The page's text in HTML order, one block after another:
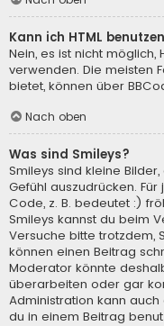
Kann ich HTML
Nein, es ist nicht möglich,
verwenden. Die meisten
bietet, können über
Nach oben
Was sind Smileys?
Smileys sind kleine
Gefühl auszudrücken.
Code, z. B. bedeutet :)
Smileys kannst du beim
Versuche bitte trotzdem,
können einen Beitrag
Moderator könnte
überarbeiten oder gar
Administration kann
du in einem Beitrag